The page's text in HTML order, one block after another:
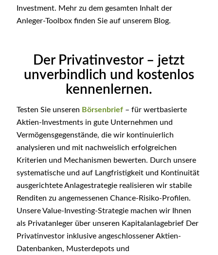
Investment. Mehr zu dem gesamten Inhalt der
Anleger-Toolbox finden Sie auf unserem Blog.
Der Privatinvestor – jetzt
unverbindlich und kostenlos
kennenlernen.
Testen Sie unseren Börsenbrief– für wertbasierte
Aktien-Investments in gute Unternehmen und
Vermögensgegenstände, die wir kontinuierlich
analysieren und mit nachweislich erfolgreichen
Kriterien und Mechanismen bewerten. Durch unsere
systematische und auf Langfristigkeit und Kontinuität
ausgerichtete Anlagestrategie realisieren wir stabile
Renditen zu angemessenen Chance-Risiko-Profilen.
Unsere Value-Investing-Strategie machen wir Ihnen
als Privatanleger über unseren Kapitalanlagebrief Der
Privatinvestor inklusive angeschlossener Aktien-
Datenbanken, Musterdepots und